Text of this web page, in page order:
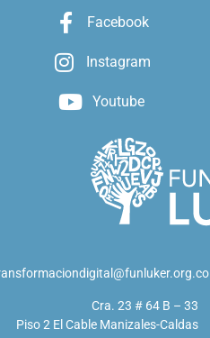
Facebook
Instagram
Youtube
Cra. 23 # 64 B – 33
Piso 2 El Cable Manizales-Caldas